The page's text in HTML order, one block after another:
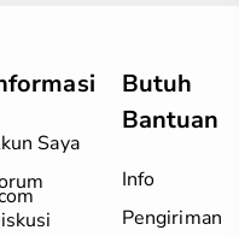
Saya
Butuh
Bantuan
Info
Pengiriman